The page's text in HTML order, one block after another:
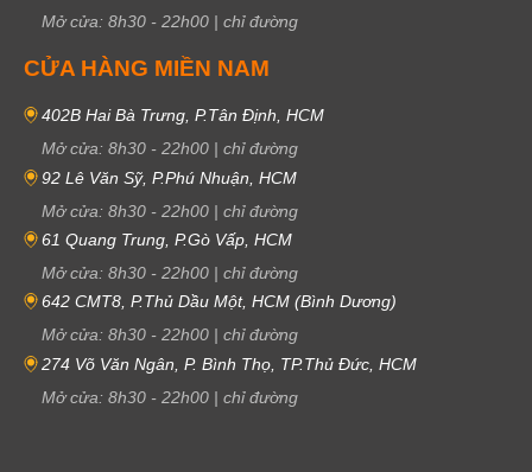
Mở cửa: 8h30 - 22h00 | chỉ đường
CỬA HÀNG MIỀN NAM
402B Hai Bà Trưng, P.Tân Định, HCM
Mở cửa: 8h30 - 22h00 | chỉ đường
92 Lê Văn Sỹ, P.Phú Nhuận, HCM
Mở cửa: 8h30 - 22h00 | chỉ đường
61 Quang Trung, P.Gò Vấp, HCM
Mở cửa: 8h30 - 22h00 | chỉ đường
642 CMT8, P.Thủ Dầu Một, HCM (Bình Dương)
Mở cửa: 8h30 - 22h00 | chỉ đường
274 Võ Văn Ngân, P. Bình Thọ, TP.Thủ Đức, HCM
Mở cửa: 8h30 - 22h00 | chỉ đường